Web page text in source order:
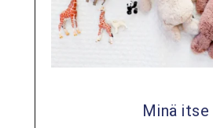
Minä itse